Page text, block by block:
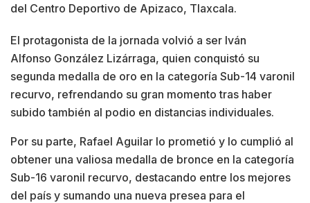
del Centro Deportivo de Apizaco, Tlaxcala.
El protagonista de la jornada volvió a ser Iván
Alfonso González Lizárraga, quien conquistó su
segunda medalla de oro en la categoría Sub-14 varonil
recurvo, refrendando su gran momento tras haber
subido también al podio en distancias individuales.
Por su parte, Rafael Aguilar lo prometió y lo cumplió al
obtener una valiosa medalla de bronce en la categoría
Sub-16 varonil recurvo, destacando entre los mejores
del país y sumando una nueva presea para el